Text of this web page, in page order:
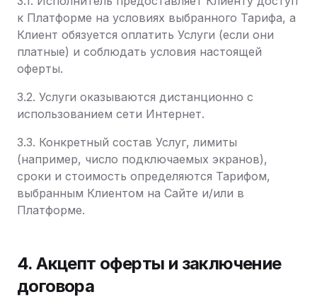
к Платформе на условиях выбранного Тарифа, а
Клиент обязуется оплатить Услуги (если они
платные) и соблюдать условия настоящей
оферты.
3.2. Услуги оказываются дистанционно с
использованием сети Интернет.
3.3. Конкретный состав Услуг, лимиты
(например, число подключаемых экранов),
сроки и стоимость определяются Тарифом,
выбранным Клиентом на Сайте и/или в
Платформе.
4. Акцепт оферты и заключение
договора